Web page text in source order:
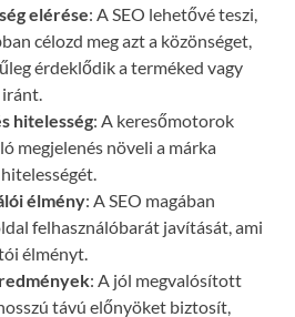
elérése: A SEO lehetővé teszi,
célozd meg azt a közönséget,
érdeklődik a terméked vagy
hitelesség: A keresőmotorok
megjelenés növeli a márka
élmény: A SEO magában
felhasználóbarát javítását, ami
élményt.
: A jól megvalósított
távú előnyöket biztosít,